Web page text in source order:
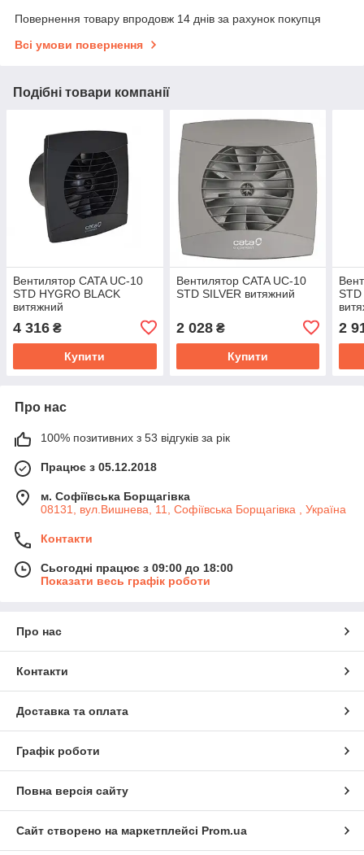
Повернення товару впродовж 14 днів за рахунок покупця
Всі умови повернення
Подібні товари компанії
Вентилятор CATA UC-10
STD HYGRO BLACK
витяжний
4 316 ₴
Купити
Вентилятор CATA UC-10
STD SILVER витяжний
2 028₴
Купити
STD
2
Про нас
100% позитивних з 53 відгуків за рік
Працює з 05.12.2018
м. Софіївська Борщагівка
08131, вул.Вишнева, 11, Софіївська Борщагівка , Україна
Контакти
Сьогодні працює з 09:00 до 18:00
Показати весь графік роботи
Про нас
Контакти
Доставка та оплата
Графік роботи
Повна версія сайту
Сайт створено на маркетплейсі Prom.ua